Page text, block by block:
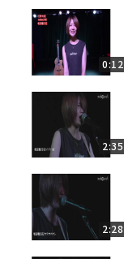
0:12
2:35
2:28